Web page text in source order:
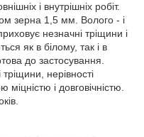
і внутрішніх робіт.
зерна 1,5 мм. Волого - і
незначні тріщини і
як в білому, так і в
до застосування.
нерівності
міцністю і довговічністю.